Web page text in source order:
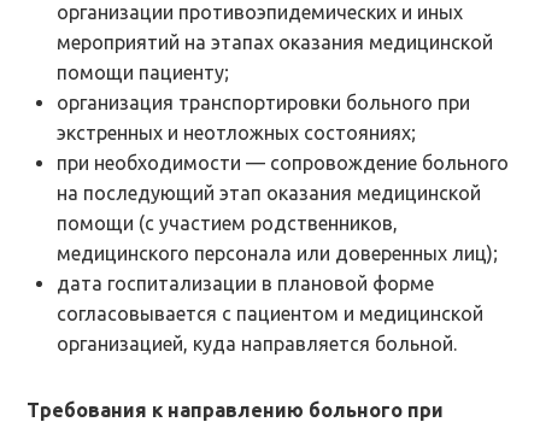
организации противоэпидемических и иных
мероприятий на этапах оказания медицинской
помощи пациенту;
организация транспортировки больного при
экстренных и неотложных состояниях;
при необходимости — сопровождение больного
на последующий этап оказания медицинской
помощи (с участием родственников,
медицинского персонала или доверенных лиц);
дата госпитализации в плановой форме
согласовывается с пациентом и медицинской
организацией, куда направляется больной.
Требования к направлению больного при